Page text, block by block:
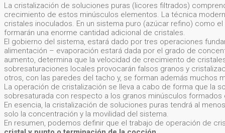
La cristalización de soluciones puras (licores filtrados)
crecimiento de estos minúsculos elementos. La técnica
cristales inoculados. En un sistema puro (azúcar refino) como
formarán una enorme cantidad adicional de cristales.
El gobierno del sistema, estará dado por tres operaciones
alimentación – evaporación estará dada por el grado de
aumento, determina que la velocidad de crecimiento de
sobresaturaciones locales provocarán falsos granos y
otros, con las paredes del tacho y, se forman además muchos
La operación de cristalización se lleva a cabo de forma que la
sobresaturada con respecto a los granos minúsculos
En esencia, la cristalización de soluciones puras tendrá al
solo la concentración y la movilidad del sistema.
En resumen, podemos definir que el trabajo de operación de